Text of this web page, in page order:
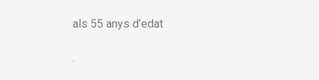
als 55 anys d’edat
.